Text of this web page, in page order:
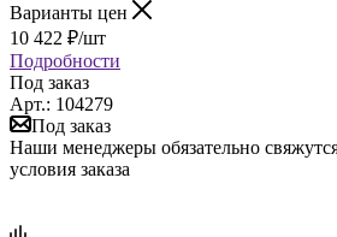
Варианты цен
10 422 ₽/шт
Подробности
Под заказ
Арт.: 104279
Под заказ
Наши менеджеры обязательно
условия заказа